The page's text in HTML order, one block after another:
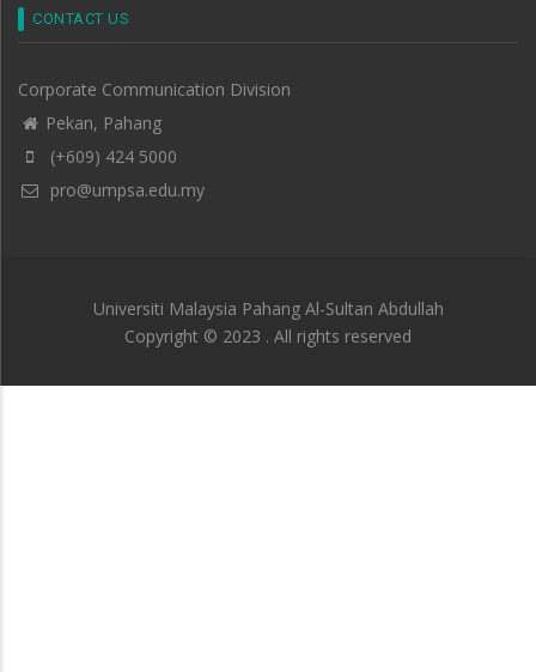
CONTACT US
Corporate Communication Division
Pekan, Pahang
(+609) 424 5000
pro@umpsa.edu.my
Universiti Malaysia Pahang Al-Sultan Abdullah
Copyright © 2023 . All rights reserved